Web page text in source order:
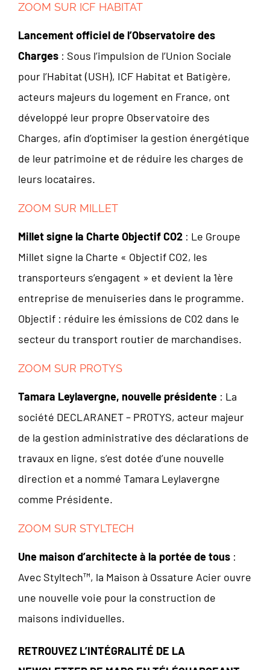
ZOOM SUR ICF HABITAT
Lancement officiel de l’Observatoire des
Charges : Sous l’impulsion de l’Union Sociale
pour l’Habitat (USH), ICF Habitat et Batigère,
acteurs majeurs du logement en France, ont
développé leur propre Observatoire des
Charges, afin d’optimiser la gestion énergétique
de leur patrimoine et de réduire les charges de
leurs locataires.
ZOOM SUR MILLET
Millet signe la Charte Objectif CO2 : Le Groupe
Millet signe la Charte « Objectif CO2, les
transporteurs s’engagent » et devient la 1ère
entreprise de menuiseries dans le programme.
Objectif : réduire les émissions de C02 dans le
secteur du transport routier de marchandises.
ZOOM SUR PROTYS
Tamara Leylavergne, nouvelle présidente : La
société DECLARANET – PROTYS, acteur majeur
de la gestion administrative des déclarations de
travaux en ligne, s’est dotée d’une nouvelle
direction et a nommé Tamara Leylavergne
comme Présidente.
ZOOM SUR STYLTECH
Une maison d’architecte à la portée de tous :
Avec Styltech™, la Maison à Ossature Acier ouvre
une nouvelle voie pour la construction de
maisons individuelles.
RETROUVEZ L’INTÉGRALITÉ DE LA